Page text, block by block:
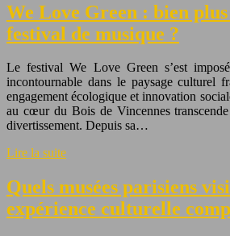
We Love Green : bien
festival de musique ?
Le festival We Love Green s’est
incontournable dans le paysage culturel
engagement écologique et innovation
au cœur du Bois de Vincennes
divertissement. Depuis sa…
Lire la suite
Quels musées parisiens
expérience culturelle